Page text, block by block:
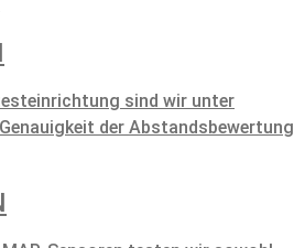
sind wir unter
der Abstandsbewertung